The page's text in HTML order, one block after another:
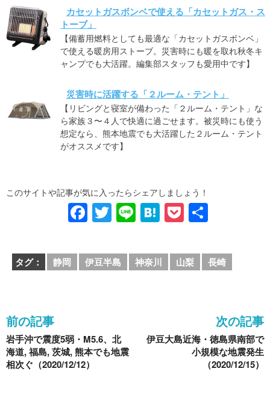
カセットガスボンベで使える「カセットガス・ス
トーブ」
【備蓄用燃料としても最適な「カセットガスボンベ」
で使える暖房用ストーブ。災害時にも暖を取れ秋冬キ
ャンプでも大活躍。編集部スタッフも愛用中です】
災害時に活躍する「２ルーム・テント」
【リビングと寝室が備わった「２ルーム・テント」な
ら家族３〜４人で快適に過ごせます。被災時にも使う
想定なら、熊本地震でも大活躍した２ルーム・テント
がオススメです】
このサイトや記事が気に入ったらシェアしましょう！
F
c
e
o
k
T
tt
er
Li
e
H
e
n
P
ck
et
タグ： 静岡 伊豆半島 神奈川 山梨 長崎
前の記事
岩手沖で震度5弱・M5.6、北
海道, 福島, 茨城, 熊本でも地震
相次ぐ（2020/12/12）
次の記事
伊豆大島近海・徳島県南部で
小規模な地震発生
（2020/12/15）